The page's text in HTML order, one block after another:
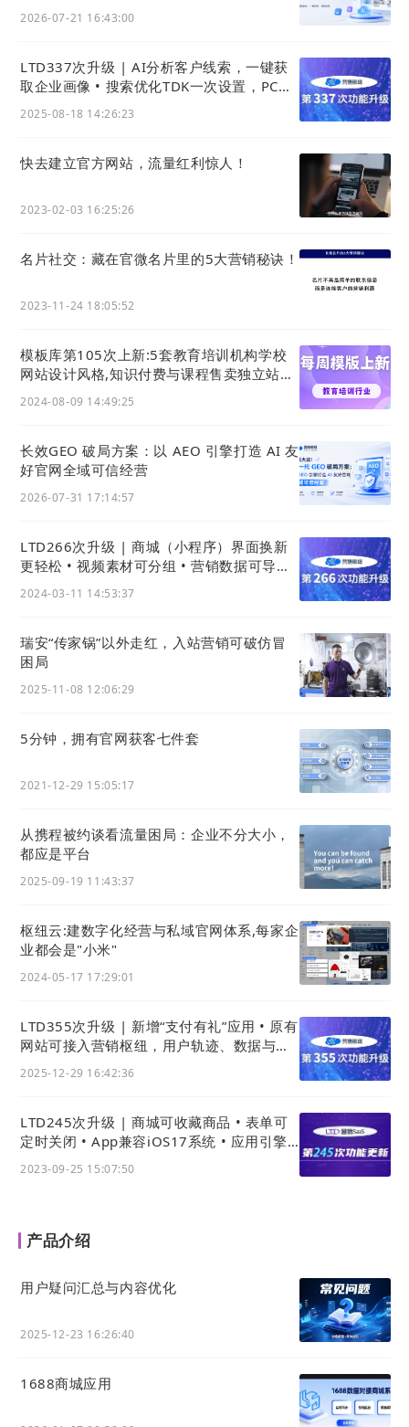
3）新增宽屏适配样式
2026-07-21 16:43:00
LTD337次升级 | AI分析客户线索，一键获
取企业画像 • 搜索优化TDK一次设置，PC移
2025-08-18 14:26:23
快去建立官方网站，流量红利惊人！
2023-02-03 16:25:26
名片社交：藏在官微名片里的5大营销秘诀！
2023-11-24 18:05:52
模板库第105次上新:5套教育培训机构学校
网站设计风格,知识付费与课程售卖独立站主
2024-08-09 14:49:25
长效GEO 破局方案：以 AEO 引擎打造 AI 友
好官网全域可信经营
2026-07-31 17:14:57
LTD266次升级 | 商城（小程序）界面换新
更轻松 • 视频素材可分组 • 营销数据可导出
2024-03-11 14:53:37
瑞安“传家锅”以外走红，入站营销可破仿冒
困局
2025-11-08 12:06:29
5分钟，拥有官网获客七件套
2021-12-29 15:05:17
从携程被约谈看流量困局：企业不分大小，
都应是平台
2025-09-19 11:43:37
枢纽云:建数字化经营与私域官网体系,每家企
业都会是"小米"
2024-05-17 17:29:01
LTD355次升级 | 新增“支付有礼”应用 • 原有
网站可接入营销枢纽，用户轨迹、数据与线
2025-12-29 16:42:36
LTD245次升级 | 商城可收藏商品 • 表单可
定时关闭 • App兼容iOS17系统 • 应用引擎
可批量导入关联数据类型
2023-09-25 15:07:50
产品介绍
用户疑问汇总与内容优化
2025-12-23 16:26:40
1688商城应用